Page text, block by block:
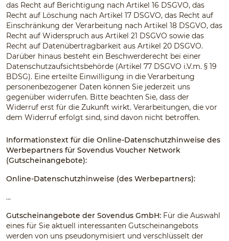
das Recht auf Berichtigung nach Artikel 16 DSGVO, das
Recht auf Löschung nach Artikel 17 DSGVO, das Recht auf
Einschränkung der Verarbeitung nach Artikel 18 DSGVO, das
Recht auf Widerspruch aus Artikel 21 DSGVO sowie das
Recht auf Datenübertragbarkeit aus Artikel 20 DSGVO.
Darüber hinaus besteht ein Beschwerderecht bei einer
Datenschutzaufsichtsbehörde (Artikel 77 DSGVO i.V.m. § 19
BDSG). Eine erteilte Einwilligung in die Verarbeitung
personenbezogener Daten können Sie jederzeit uns
gegenüber widerrufen. Bitte beachten Sie, dass der
Widerruf erst für die Zukunft wirkt. Verarbeitungen, die vor
dem Widerruf erfolgt sind, sind davon nicht betroffen.
Informationstext für die Online-Datenschutzhinweise des
Werbepartners für Sovendus Voucher Network
(Gutscheinangebote):
Online-Datenschutzhinweise (des Werbepartners):
…
Gutscheinangebote der Sovendus GmbH: Für die Auswahl
eines für Sie aktuell interessanten Gutscheinangebots
werden von uns pseudonymisiert und verschlüsselt der